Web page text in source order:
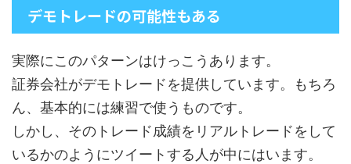
デモトレードの可能性もある
実際にこのパターンはけっこうあります。
証券会社がデモトレードを提供しています。もちろ
ん、基本的には練習で使うものです。
しかし、そのトレード成績をリアルトレードをして
いるかのようにツイートする人が中にはいます。